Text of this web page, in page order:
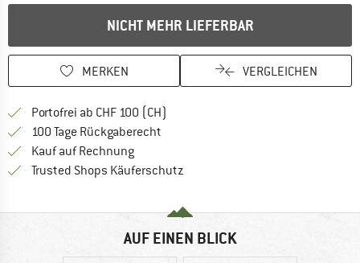
NICHT MEHR LIEFERBAR
MERKEN VERGLEICHEN
Portofrei ab CHF 100 (CH)
100 Tage Rückgaberecht
Kauf auf RechnungFinde die Zahlungs-Infos hier! Öffnet
Trusted Shops Käuferschutz
AUF EINEN BLICK